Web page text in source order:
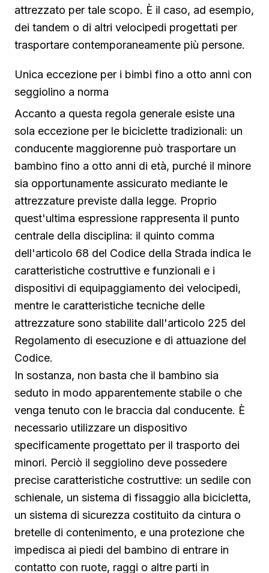
attrezzato per tale scopo. È il caso, ad esempio,
dei tandem o di altri velocipedi progettati per
trasportare contemporaneamente più persone.
Unica eccezione per i bimbi fino a otto anni con
seggiolino a norma
Accanto a questa regola generale esiste una
sola eccezione per le biciclette tradizionali: un
conducente maggiorenne può trasportare un
bambino fino a otto anni di età, purché il minore
sia opportunamente assicurato mediante le
attrezzature previste dalla legge. Proprio
quest'ultima espressione rappresenta il punto
centrale della disciplina: il quinto comma
dell'articolo 68 del Codice della Strada indica le
caratteristiche costruttive e funzionali e i
dispositivi di equipaggiamento dei velocipedi,
mentre le caratteristiche tecniche delle
attrezzature sono stabilite dall'articolo 225 del
Regolamento di esecuzione e di attuazione del
Codice.
In sostanza, non basta che il bambino sia
seduto in modo apparentemente stabile o che
venga tenuto con le braccia dal conducente. È
necessario utilizzare un dispositivo
specificamente progettato per il trasporto dei
minori. Perciò il seggiolino deve possedere
precise caratteristiche costruttive: un sedile con
schienale, un sistema di fissaggio alla bicicletta,
un sistema di sicurezza costituito da cintura o
bretelle di contenimento, e una protezione che
impedisca ai piedi del bambino di entrare in
contatto con ruote, raggi o altre parti in